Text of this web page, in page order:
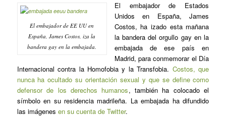
El embajador de EE UU en
España, James Costos, iza la
bandera gay en la embajada.
El embajador de Estados
Unidos en España, James
Costos, ha izado esta mañana
la bandera del orgullo gay en la
embajada de ese país en
Madrid, para conmemorar el Día
Internacional contra la Homofobia y la Transfobia. Costos, que
nunca ha ocultado su orientación sexual y que se define como
defensor de los derechos humanos, también ha colocado el
símbolo en su residencia madrileña. La embajada ha difundido
las imágenes en su cuenta de Twitter.